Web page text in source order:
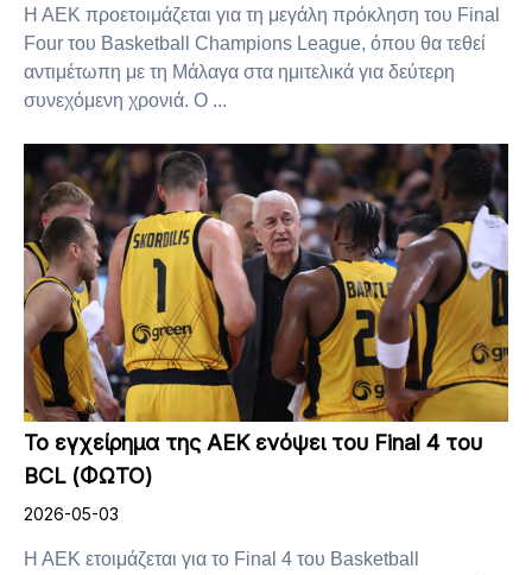
Η ΑΕΚ προετοιμάζεται για τη μεγάλη πρόκληση του Final
Four του Basketball Champions League, όπου θα τεθεί
αντιμέτωπη με τη Μάλαγα στα ημιτελικά για δεύτερη
συνεχόμενη χρονιά. Ο ...
Το εγχείρημα της ΑΕΚ ενόψει του Final 4 του
BCL (ΦΩΤΟ)
2026-05-03
Η ΑΕΚ ετοιμάζεται για το Final 4 του Basketball